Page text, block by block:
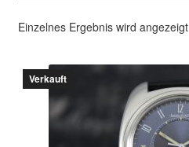
Archiv
Einzelnes Ergebnis wird angezeigt
Verkauft